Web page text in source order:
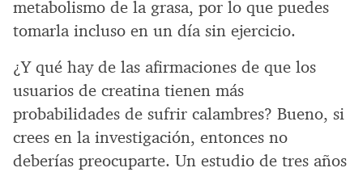
metabolismo de la grasa, por lo que puedes
tomarla incluso en un día sin ejercicio.
¿Y qué hay de las afirmaciones de que los
usuarios de creatina tienen más
probabilidades de sufrir calambres? Bueno, si
crees en la investigación, entonces no
deberías preocuparte. Un estudio de tres años